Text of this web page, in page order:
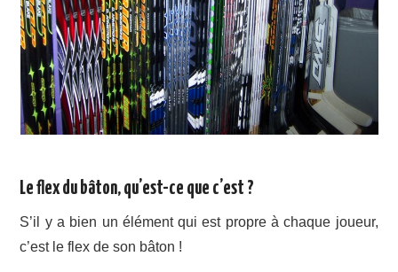
Le flex du bâton, qu’est-ce que c’est ?
S’il y a bien un élément qui est propre à chaque joueur,
c’est le flex de son bâton !